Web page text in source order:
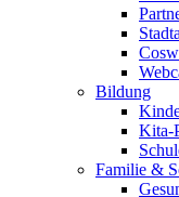
Bildung
Kita-
Familie &